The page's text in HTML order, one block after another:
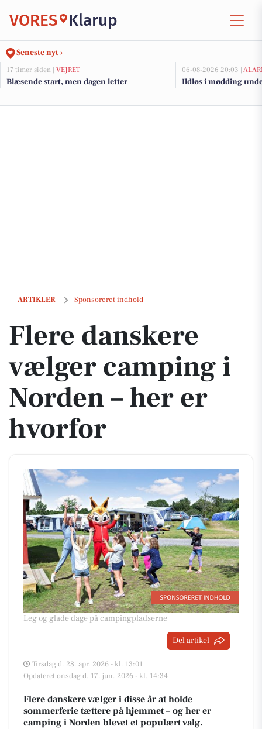
VORES Klarup
Seneste nyt ›
17 timer siden | VEJRET
Blæsende start, men dagen letter
06-08-2026 20:03 |
Ildløs i mødding
ARTIKLER Sponsoreret indhold
Flere danskere vælger camping i Norden – her er hvorfor
Flere danskere
vælger camping i
Norden – her er
hvorfor
Leg og glade dage på campingpladserne
Del artikel
Tirsdag d. 28. apr. 2026 - kl. 13:01
Opdateret onsdag d. 17. jun. 2026 - kl. 14:34
Flere danskere vælger i disse år at holde
sommerferie tættere på hjemmet – og her er
camping i Norden blevet et populært valg.